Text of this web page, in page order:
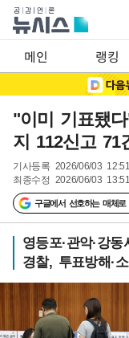
메인 랭킹
"이미 기표됐
지 112신고 71
기사등록 2026/06/03
최종수정 2026/06/03
구글에서 선호하는 매체로
영등포·관악·강
경찰, 투표방해·